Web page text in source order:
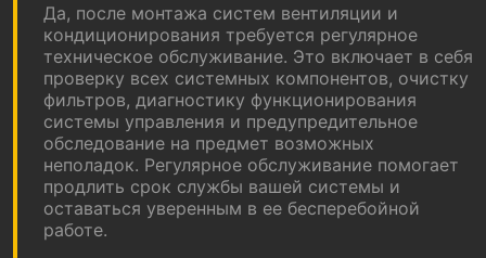
Да, после монтажа систем вентиляции и
кондиционирования требуется регулярное
техническое обслуживание. Это включает в себя
проверку всех системных компонентов, очистку
фильтров, диагностику функционирования
системы управления и предупредительное
обследование на предмет возможных
неполадок. Регулярное обслуживание помогает
продлить срок службы вашей системы и
оставаться уверенным в ее бесперебойной
работе.